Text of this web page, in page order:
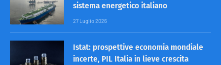
sistema energetico italiano
27 Luglio 2026
Istat: prospettive economia mondiale
incerte, PIL Italia in lieve crescita